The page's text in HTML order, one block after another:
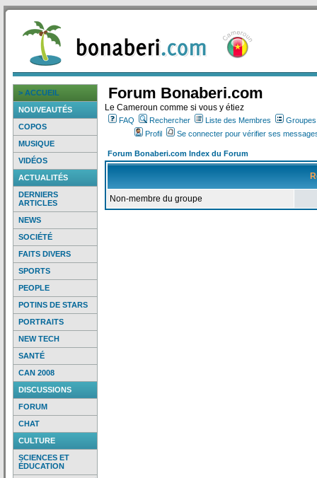
> ACCUEIL
NOUVEAUTÉS
COPOS
MUSIQUE
VIDÉOS
ACTUALITÉS
DERNIERS
ARTICLES
NEWS
SOCIÉTÉ
FAITS DIVERS
SPORTS
PEOPLE
POTINS DE STARS
PORTRAITS
NEW TECH
SANTÉ
CAN 2008
DISCUSSIONS
FORUM
CHAT
CULTURE
SCIENCES ET
ÉDUCATION
Forum Bonaberi.com
Le Cameroun comme si vous y étiez
FAQ Rechercher Liste des Membres
Profil
Se connecter pour vérifier ses
Forum Bonaberi.com Index du Forum
Non-membre du groupe